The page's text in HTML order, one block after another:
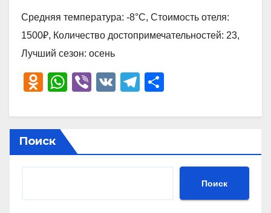
Средняя температура: -8°C, Стоимость отеля:
1500₽, Количество достопримечательностей: 23,
Лучший сезон: осень
O
n
o
kl
W
at
s
A
Vi
er
V
T
e
a
р
в
ть
Поиск
Поиск